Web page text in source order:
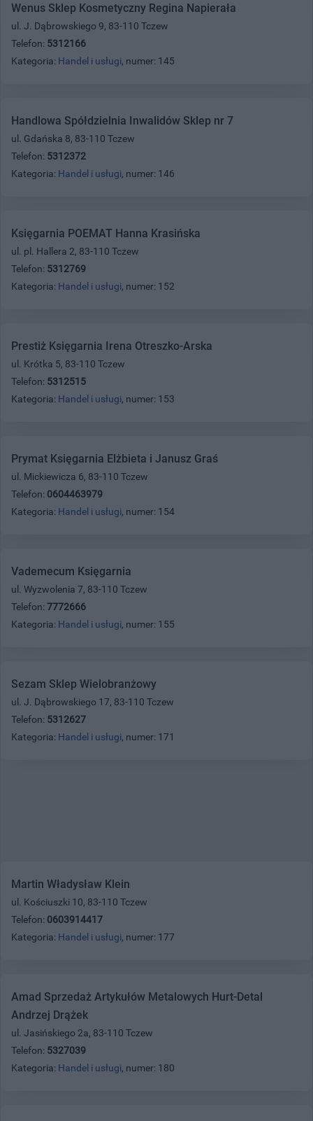
Wenus Sklep Kosmetyczny Regina Napierała
ul. J. Dąbrowskiego 9, 83-110 Tczew
Telefon: 5312166
Kategoria: Handel i usługi, numer: 145
Handlowa Spółdzielnia Inwalidów Sklep nr 7
ul. Gdańska 8, 83-110 Tczew
Telefon: 5312372
Kategoria: Handel i usługi, numer: 146
Księgarnia POEMAT Hanna Krasińska
ul. pl. Hallera 2, 83-110 Tczew
Telefon: 5312769
Kategoria: Handel i usługi, numer: 152
Prestiż Księgarnia Irena Otreszko-Arska
ul. Krótka 5, 83-110 Tczew
Telefon: 5312515
Kategoria: Handel i usługi, numer: 153
Prymat Księgarnia Elżbieta i Janusz Graś
ul. Mickiewicza 6, 83-110 Tczew
Telefon: 0604463979
Kategoria: Handel i usługi, numer: 154
Vademecum Księgarnia
ul. Wyzwolenia 7, 83-110 Tczew
Telefon: 7772666
Kategoria: Handel i usługi, numer: 155
Sezam Sklep Wielobranżowy
ul. J. Dąbrowskiego 17, 83-110 Tczew
Telefon: 5312627
Kategoria: Handel i usługi, numer: 171
Martin Władysław Klein
ul. Kościuszki 10, 83-110 Tczew
Telefon: 0603914417
Kategoria: Handel i usługi, numer: 177
Amad Sprzedaż Artykułów Metalowych Hurt-Detal
Andrzej Drążek
ul. Jasińskiego 2a, 83-110 Tczew
Telefon: 5327039
Kategoria: Handel i usługi, numer: 180